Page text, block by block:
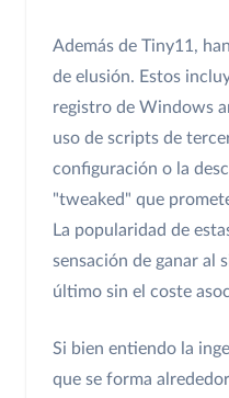
Además de Tiny11,
de elusión. Estos
registro de Windows
uso de scripts de
configuración o la
"tweaked" que
La popularidad de
sensación de ganar al
último sin el coste
Si bien entiendo la
que se forma